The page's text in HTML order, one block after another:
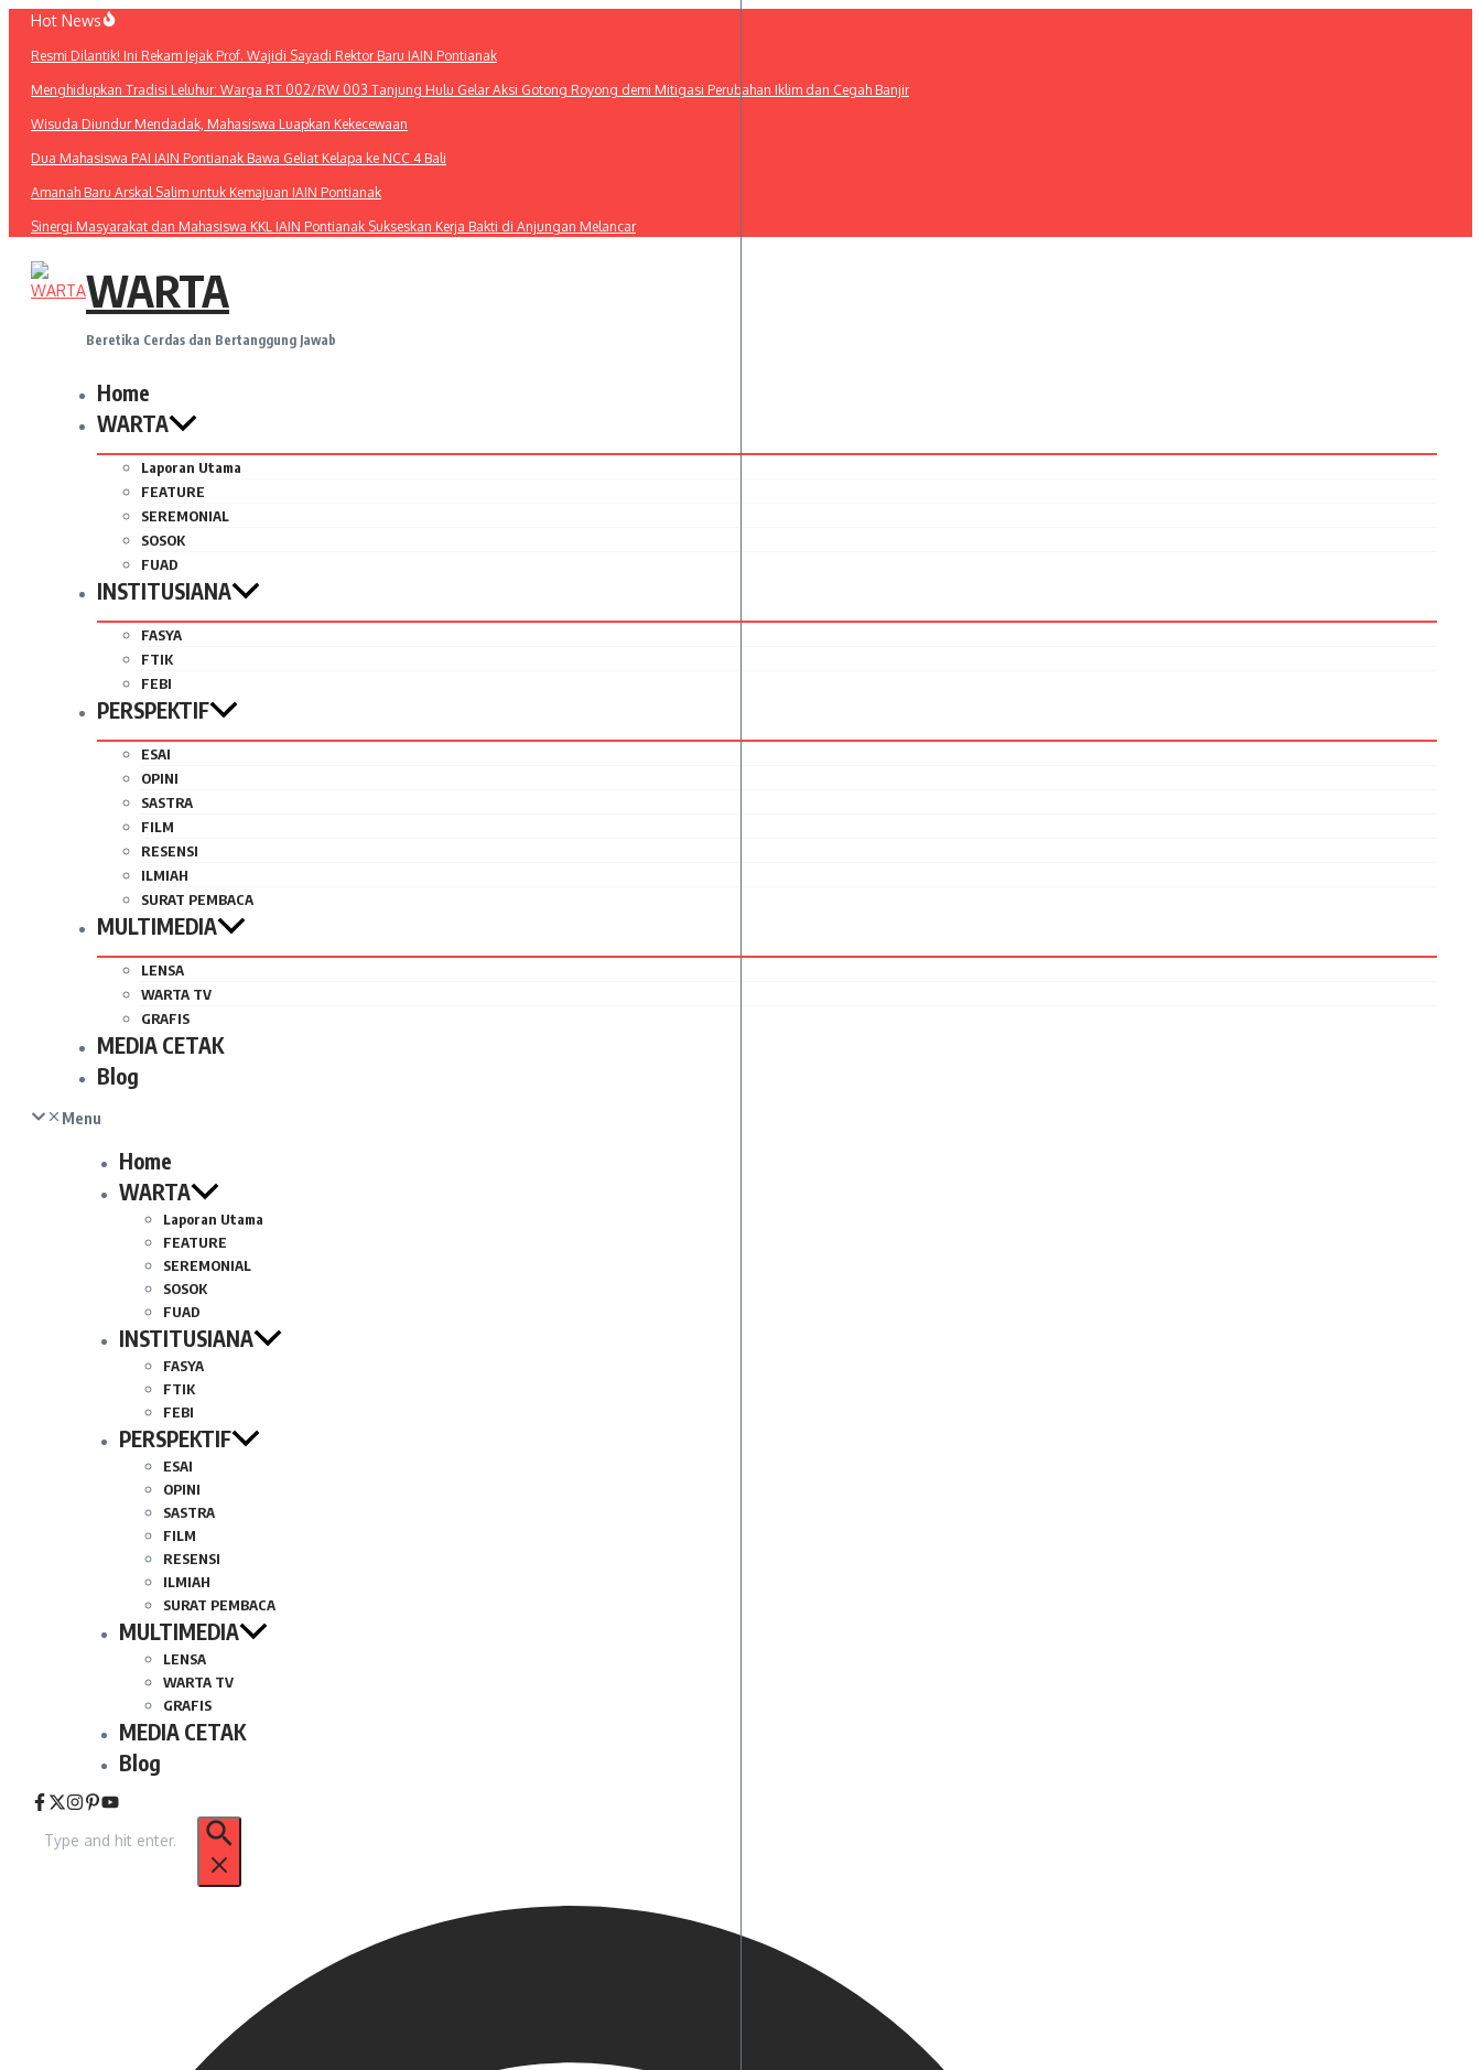
Lewati
konten
Hot News
Resmi Dilantik! Ini Rekam Jejak Prof. Wajidi Sayadi Rektor Baru IAIN Pontianak
Menghidupkan Tradisi Leluhur: Warga RT 002/RW 003 Tanjung Hulu Gelar Aksi Gotong Royong demi Mitigasi Perubahan Iklim dan Cegah Banjir
Wisuda Diundur Mendadak, Mahasiswa Luapkan Kekecewaan
Dua Mahasiswa PAI IAIN Pontianak Bawa Geliat Kelapa ke NCC 4 Bali
Amanah Baru Arskal Salim untuk Kemajuan IAIN Pontianak
Sinergi Masyarakat dan Mahasiswa KKL IAIN Pontianak Sukseskan Kerja Bakti di Anjungan Melancar
WARTA
Beretika Cerdas dan Bertanggung Jawab
Home
WARTA
Laporan Utama
FEATURE
SEREMONIAL
SOSOK
FUAD
INSTITUSIANA
FASYA
FTIK
FEBI
PERSPEKTIF
ESAI
OPINI
SASTRA
FILM
RESENSI
ILMIAH
SURAT PEMBACA
MULTIMEDIA
LENSA
WARTA TV
GRAFIS
MEDIA CETAK
Blog
Menu
Home
WARTA
Laporan Utama
FEATURE
SEREMONIAL
SOSOK
FUAD
INSTITUSIANA
FASYA
FTIK
FEBI
PERSPEKTIF
ESAI
OPINI
SASTRA
FILM
RESENSI
ILMIAH
SURAT PEMBACA
MULTIMEDIA
LENSA
WARTA TV
GRAFIS
MEDIA CETAK
Blog
untuk: